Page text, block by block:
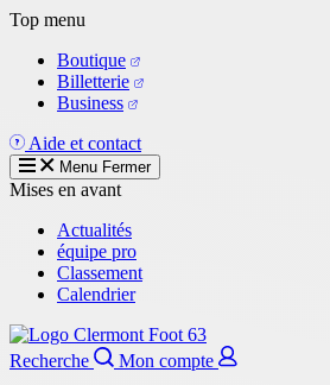
Aller
contenu
principal
Top menu
Boutique
Billetterie
Business
Aide et contact
Menu Fermer
Mises en avant
Actualités
équipe pro
Classement
Calendrier
Recherche
Mon compte